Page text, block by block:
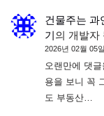
건물주는 과
기의 개발자
2026년 02월 05일
오랜만에 댓
용을 보니 꼭
도 부동산…